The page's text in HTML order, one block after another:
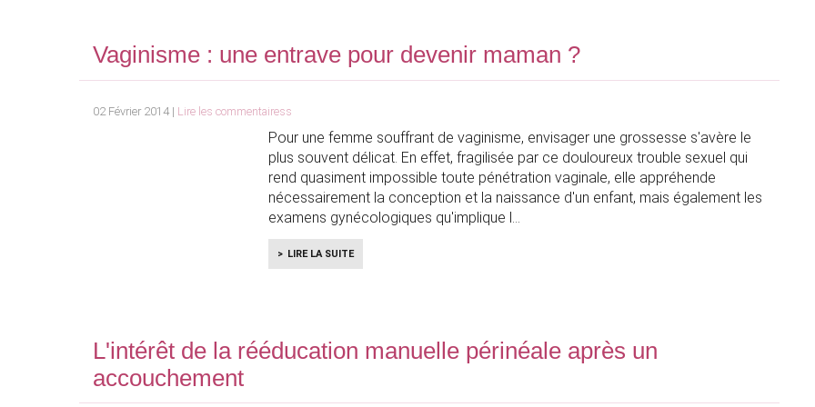
Vaginisme : une entrave pour devenir maman ?
02 Février 2014 | Lire les commentairess
Pour une femme souffrant de vaginisme, envisager une grossesse s'avère le
plus souvent délicat. En effet, fragilisée par ce douloureux trouble sexuel qui
rend quasiment impossible toute pénétration vaginale, elle appréhende
nécessairement la conception et la naissance d'un enfant, mais également les
examens gynécologiques qu'implique l
LIRE LA SUITE
L'intérêt de la rééducation manuelle périnéale après un
accouchement